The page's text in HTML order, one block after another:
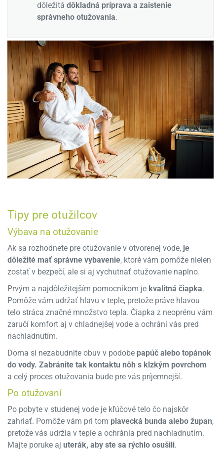
dôležitá dôkladná príprava a zaistenie
správneho otužovania.
Tipy pre otužilcov
Výbava na otužovanie
Ak sa rozhodnete pre otužovanie v otvorenej vode, je
dôležité mať správne vybavenie, ktoré vám pomôže nielen
zostať v bezpečí, ale si aj vychutnať otužovanie naplno.
Prvým a najdôležitejším pomocníkom je kvalitná čiapka.
Pomôže vám udržať hlavu v teple, pretože práve hlavou
telo stráca značné množstvo tepla. Čiapka z neoprénu vám
zaručí komfort aj v chladnejšej vode a ochráni vás pred
nachladnutím.
Doma si nezabudnite obuv v podobe papúč alebo topánok
do vody. Zabránite tak kontaktu nôh s klzkým povrchom
a celý proces otužovania bude pre vás príjemnejší.
Po otužovaní
Po pobyte v studenej vode je kľúčové telo čo najskôr
zahriať. Pomôže vám pri tom plavecká bunda alebo župan,
pretože vás udržia v teple a ochránia pred nachladnutím.
Majte poruke aj uterák, aby ste sa rýchlo osušili.